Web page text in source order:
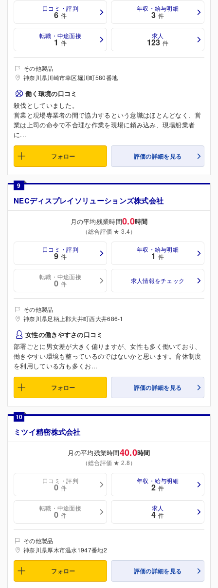
口コミ・評判
6 件
年収・給与明細
3 件
転職・中途面接
1 件
求人
123 件
その他製品
神奈川県川崎市幸区堀川町580番地
働く環境の口コミ
殺伐としていました。
営業と現場専業者の間で協力するという意識はほとんどなく、営
業は上司の命令で不合理な作業を現場に頼み込み、現場船業者
に...
フォロー 評価の詳細を見る
9
NECディスプレイソリューションズ株式会社
月の平均残業時間0.0時間
（総合評価 ★ 3.4）
口コミ・評判
9 件
年収・給与明細
1 件
転職・中途面接
0 件 求人情報をチェック
その他製品
神奈川県足柄上郡大井町西大井686-1
女性の働きやすさの口コミ
部署ごとに男女差が大きく偏りますが、女性も多く働いており、
働きやすい環境も整っているのではないかと思います。育休制度
を利用している方も多くお...
フォロー 評価の詳細を見る
10
ミツイ精密株式会社
月の平均残業時間40.0時間
（総合評価 ★ 2.8）
口コミ・評判
0 件
年収・給与明細
2 件
転職・中途面接
0 件
求人
4 件
その他製品
神奈川県厚木市温水1947番地2
フォロー 評価の詳細を見る